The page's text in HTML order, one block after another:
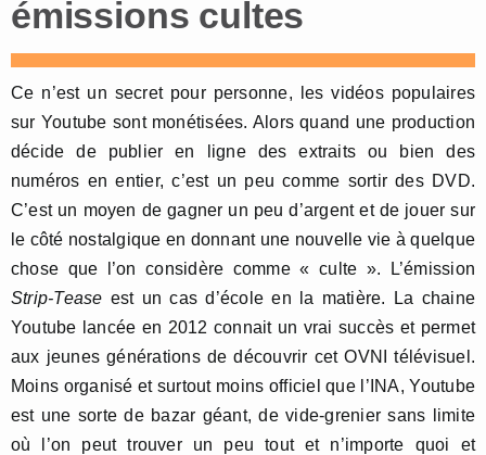
émissions cultes
Ce n’est un secret pour personne, les vidéos populaires
sur Youtube sont monétisées. Alors quand une production
décide de publier en ligne des extraits ou bien des
numéros en entier, c’est un peu comme sortir des DVD.
C’est un moyen de gagner un peu d’argent et de jouer sur
le côté nostalgique en donnant une nouvelle vie à quelque
chose que l’on considère comme « culte ». L’émission
Strip-Tease est un cas d’école en la matière. La chaine
Youtube lancée en 2012 connait un vrai succès et permet
aux jeunes générations de découvrir cet OVNI télévisuel.
Moins organisé et surtout moins officiel que l’INA, Youtube
est une sorte de bazar géant, de vide-grenier sans limite
où l’on peut trouver un peu tout et n’importe quoi et